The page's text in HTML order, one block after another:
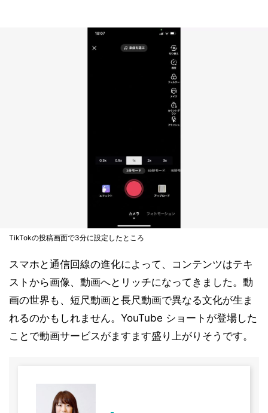
TikTokの投稿画面で3分に設定したところ
スマホと通信回線の進化によって、コンテンツはテキ
ストから画像、動画へとリッチになってきました。動
画の世界も、短尺動画と長尺動画で異なる文化が生ま
れるのかもしれません。YouTube ショートが登場した
ことで動画サービスがますます盛り上がりそうです。